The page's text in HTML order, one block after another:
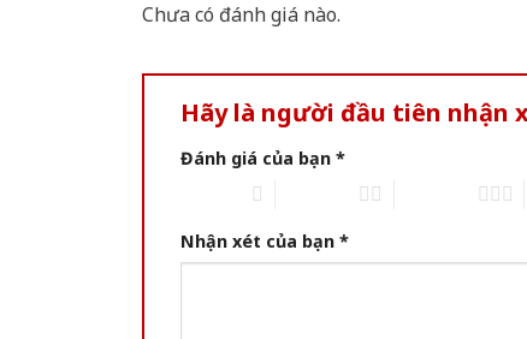
Chưa có đánh giá nào.
Hãy là người đầu tiên nhận
Đánh giá của bạn *
Nhận xét của bạn *